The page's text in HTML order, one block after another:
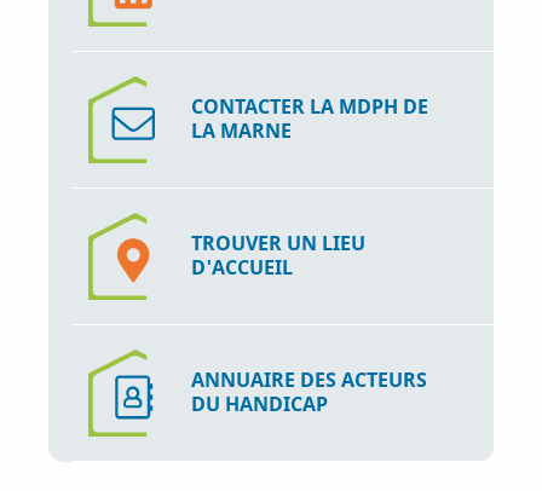
CONTACTER LA MDPH DE
LA MARNE
TROUVER UN LIEU
D'ACCUEIL
ANNUAIRE DES ACTEURS
DU HANDICAP